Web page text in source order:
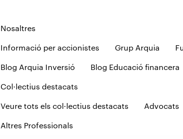
Nosaltres
Informació per accionistes Grup Arquia
Blog Arquia Inversió Blog Educació financera
Col·lectius destacats
Veure tots els col·lectius destacats Advocats
Altres Professionals